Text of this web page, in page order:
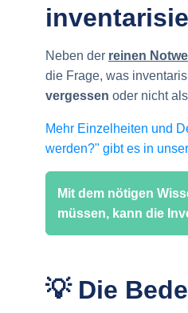
Neben der reinen
die Frage, was
vergessen oder nicht
Mehr Einzelheiten und
werden?" gibt es in
Mit dem nötigen
müssen, kann die
💡 Die